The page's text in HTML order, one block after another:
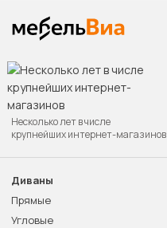
Несколько лет в числе
крупнейших интернет-магазинов
Диваны
Прямые
Угловые